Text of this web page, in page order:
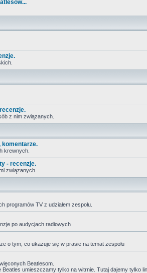
z nim związanych.
komentarze.
krewnych.
- recenzje.
związanych.
programów TV z udziałem zespołu.
po audycjach radiowych
o tym, co ukazuje się w prasie na temat zespołu
Beatlesom.
umieszczamy tylko na witrnie. Tutaj dajemy tylko